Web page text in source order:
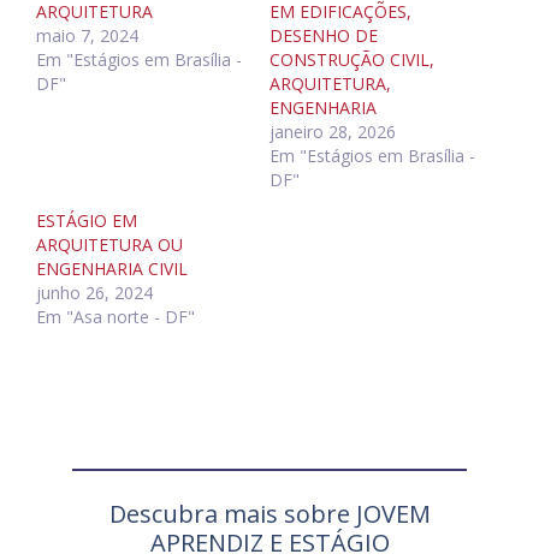
ARQUITETURA
maio 7, 2024
Em "Estágios em Brasília -
DF"
EM EDIFICAÇÕES,
DESENHO DE
CONSTRUÇÃO CIVIL,
ARQUITETURA,
ENGENHARIA
janeiro 28, 2026
Em "Estágios em Brasília -
DF"
ESTÁGIO EM
ARQUITETURA OU
ENGENHARIA CIVIL
junho 26, 2024
Em "Asa norte - DF"
Descubra mais sobre JOVEM
APRENDIZ E ESTÁGIO